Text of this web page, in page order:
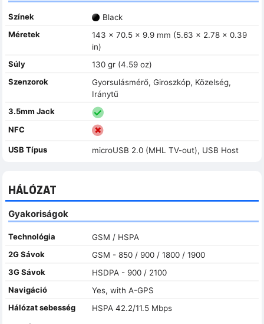
Színek
Black
Méretek
143 x 70.5 x 9.9 mm (5.63 x 2.78 x 0.39
in)
Súly
130 gr (4.59 oz)
Szenzorok
Gyorsulásmérő, Giroszkóp, Közelség,
Iránytű
3.5mm Jack
NFC
USB Típus microUSB 2.0 (MHL TV-out), USB Host
HÁLÓZAT
Gyakoriságok
Technológia
GSM / HSPA
2G Sávok
GSM - 850 / 900 / 1800 / 1900
3G Sávok
HSDPA - 900 / 2100
Navigáció
Yes, with A-GPS
Hálózat sebesség
HSPA 42.2/11.5 Mbps